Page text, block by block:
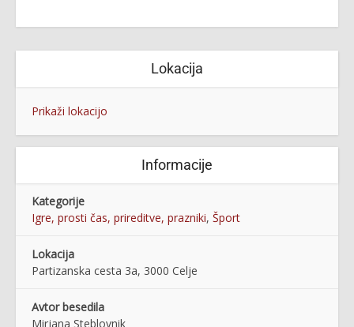
Lokacija
Prikaži lokacijo
Informacije
Kategorije
Igre, prosti čas, prireditve, prazniki, Šport
Lokacija
Partizanska cesta 3a, 3000 Celje
Avtor besedila
Mirjana Steblovnik